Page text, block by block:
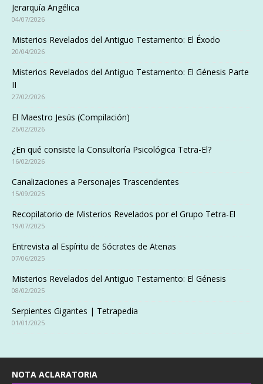
Jerarquía Angélica
04/07/2026
Misterios Revelados del Antiguo Testamento: El Éxodo
20/04/2026
Misterios Revelados del Antiguo Testamento: El Génesis Parte
II
27/02/2026
El Maestro Jesús (Compilación)
26/02/2026
¿En qué consiste la Consultoría Psicológica Tetra-El?
16/02/2026
Canalizaciones a Personajes Trascendentes
15/09/2025
Recopilatorio de Misterios Revelados por el Grupo Tetra-El
19/07/2025
Entrevista al Espíritu de Sócrates de Atenas
07/06/2025
Misterios Revelados del Antiguo Testamento: El Génesis
08/02/2025
Serpientes Gigantes | Tetrapedia
01/01/2025
NOTA ACLARATORIA